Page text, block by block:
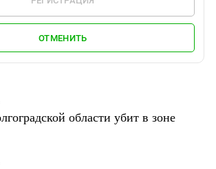
ОТМЕНИТЬ
области убит в зоне